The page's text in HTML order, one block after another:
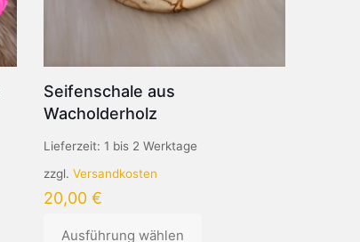
Seifenschale aus
Wacholderholz
Lieferzeit: 1 bis 2 Werktage
zzgl. Versandkosten
20,00 €
Ausführung wählen